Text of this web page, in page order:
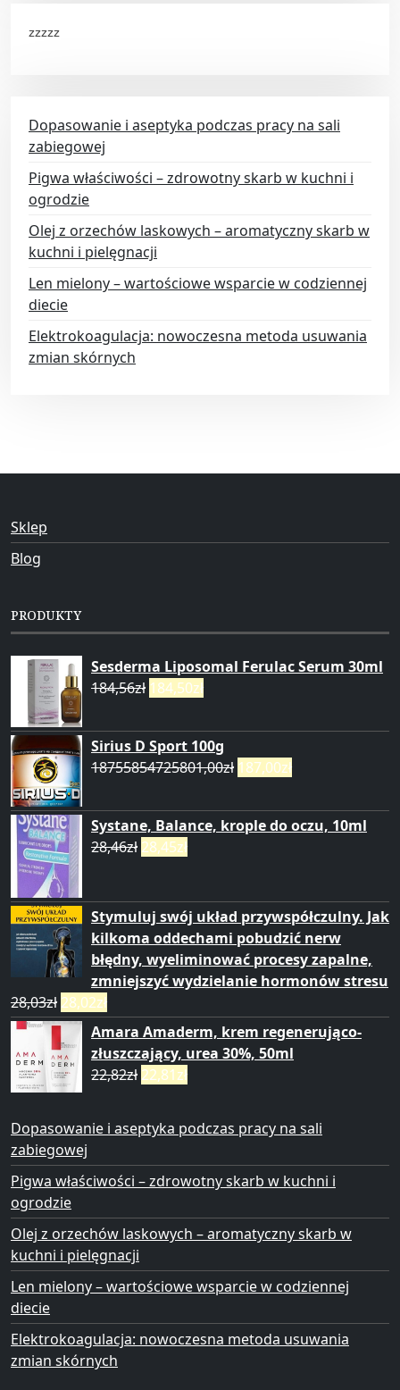
zzzzz
Dopasowanie i aseptyka podczas pracy na sali
zabiegowej
Pigwa właściwości – zdrowotny skarb w kuchni i
ogrodzie
Olej z orzechów laskowych – aromatyczny skarb w
kuchni i pielęgnacji
Len mielony – wartościowe wsparcie w codziennej
diecie
Elektrokoagulacja: nowoczesna metoda usuwania
zmian skórnych
Sklep
Blog
PRODUKTY
Sesderma Liposomal Ferulac Serum 30ml
184,56zł 184,50zł
Sirius D Sport 100g
18755854725801,00zł 187,00zł
Systane, Balance, krople do oczu, 10ml
28,46zł 28,45zł
Stymuluj swój układ przywspółczulny. Jak
kilkoma oddechami pobudzić nerw
błędny, wyeliminować procesy zapalne,
zmniejszyć wydzielanie hormonów stresu
28,03zł 28,02zł
Amara Amaderm, krem regenerująco-
złuszczający, urea 30%, 50ml
22,82zł 22,81zł
Dopasowanie i aseptyka podczas pracy na sali
zabiegowej
Pigwa właściwości – zdrowotny skarb w kuchni i
ogrodzie
Olej z orzechów laskowych – aromatyczny skarb w
kuchni i pielęgnacji
Len mielony – wartościowe wsparcie w codziennej
diecie
Elektrokoagulacja: nowoczesna metoda usuwania
zmian skórnych